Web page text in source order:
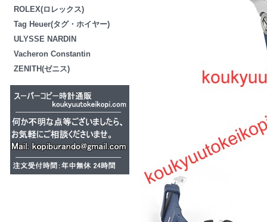
ROLEX(ロレックス)
Tag Heuer(タグ・ホイヤー)
ULYSSE NARDIN
Vacheron Constantin
ZENITH(ゼニス)